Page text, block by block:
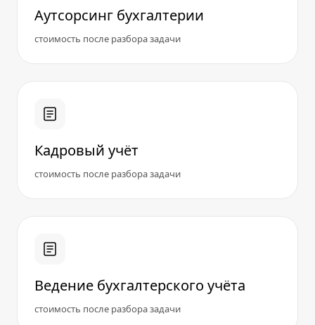
Аутсорсинг бухгалтерии
стоимость после разбора задачи
Кадровый учёт
стоимость после разбора задачи
Ведение бухгалтерского учёта
стоимость после разбора задачи